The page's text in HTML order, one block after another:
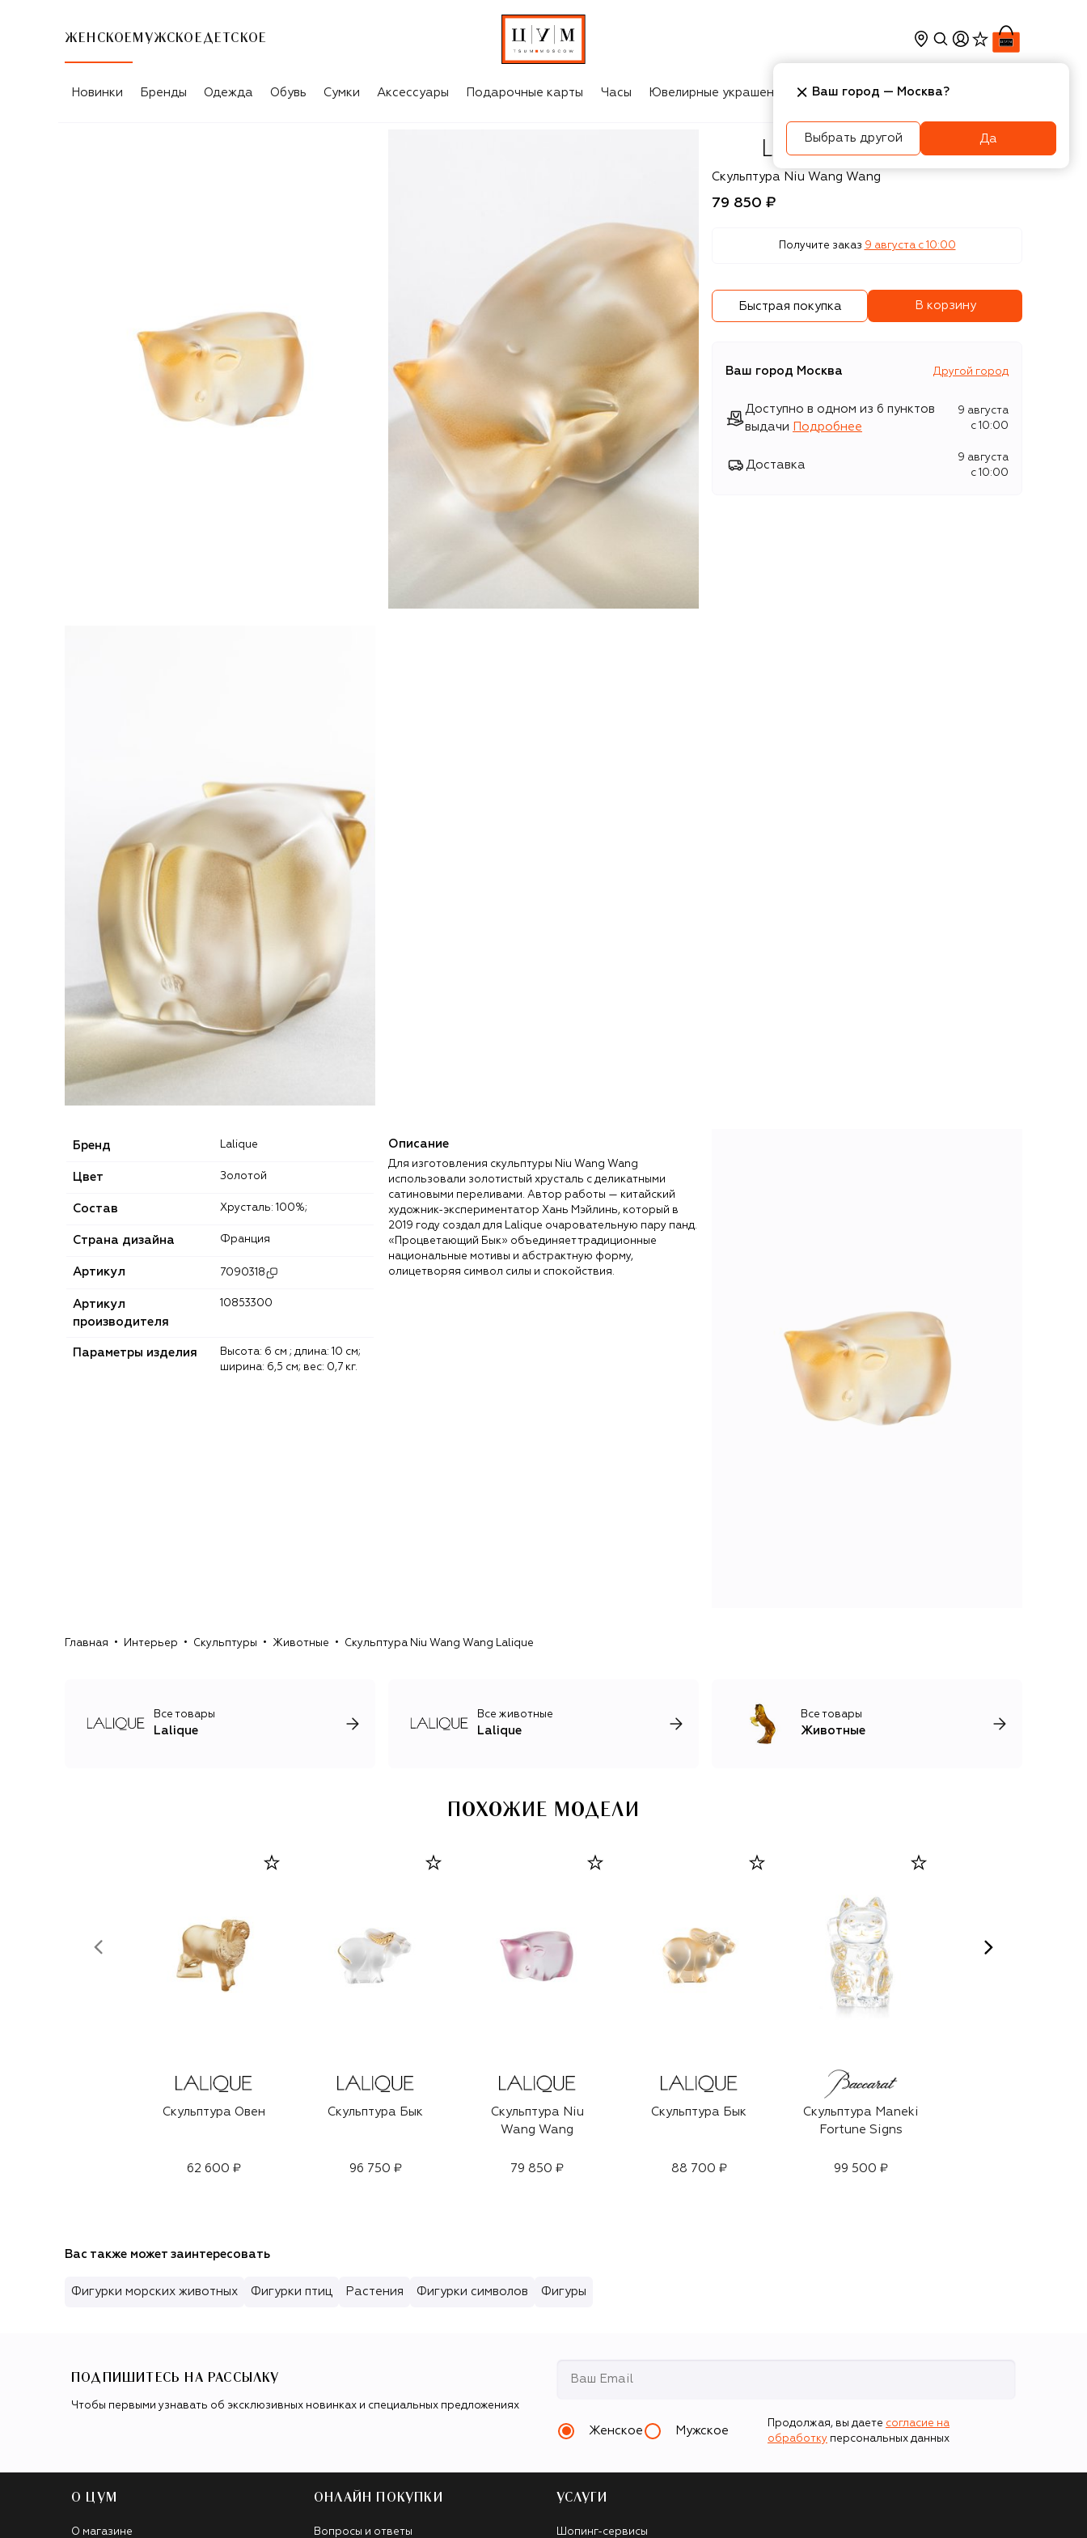
ЖЕНСКОЕ МУЖСКОЕ ДЕТСКОЕ
Новинки Бренды Одежда Обувь Сумки Аксессуары Подарочные карты Часы Ювелирные украшения Косметика Интерьер
Lalique
Скульптура Niu Wang Wang
79 850 ₽
Получите заказ 9 августа c 10:00
Быстрая покупка В корзину
Ваш город Москва Другой город
Доступно в одном из 6 пунктов
выдачи
Подробнее
9 августа
c 10:00
Доставка
9 августа
c 10:00
Бренд Lalique
Цвет Золотой
Состав Хрусталь: 100%;
Страна дизайна Франция
Артикул 7090318
Артикул
производителя
10853300
Параметры изделия
Высота: 6 см ; длина: 10 см;
ширина: 6,5 см; вес: 0,7 кг.
Описание
Для изготовления скульптуры Niu Wang Wang
использовали золотистый хрусталь с деликатными
сатиновыми переливами. Автор работы — китайский
художник-экспериментатор Хань Мэйлинь, который в
2019 году создал для Lalique очаровательную пару панд.
«Процветающий Бык» объединяет традиционные
национальные мотивы и абстрактную форму,
олицетворяя символ силы и спокойствия.
Главная Интерьер Скульптуры Животные Скульптура Niu Wang Wang Lalique
Все товары
Lalique
Все животные
Lalique
Все товары
Животные
ПОХОЖИЕ МОДЕЛИ
Скульптура Овен
62 600 ₽
Скульптура Бык
96 750 ₽
Скульптура Niu
Wang Wang
79 850 ₽
Скульптура Бык
88 700 ₽
Скульптура Maneki
Fortune Signs
99 500 ₽
Вас также может заинтересовать
Фигурки морских животных Фигурки птиц Растения Фигурки символов Фигуры
ПОДПИШИТЕСЬ НА РАССЫЛКУ
Чтобы первыми узнавать об эксклюзивных новинках и специальных предложениях
Женское Мужское
Продолжая, вы даете согласие на
обработку персональных данных
О ЦУМ
О магазине
ОНЛАЙН ПОКУПКИ
Вопросы и ответы
УСЛУГИ
Шопинг-сервисы
Ваш город — Москва?
Выбрать другой Да